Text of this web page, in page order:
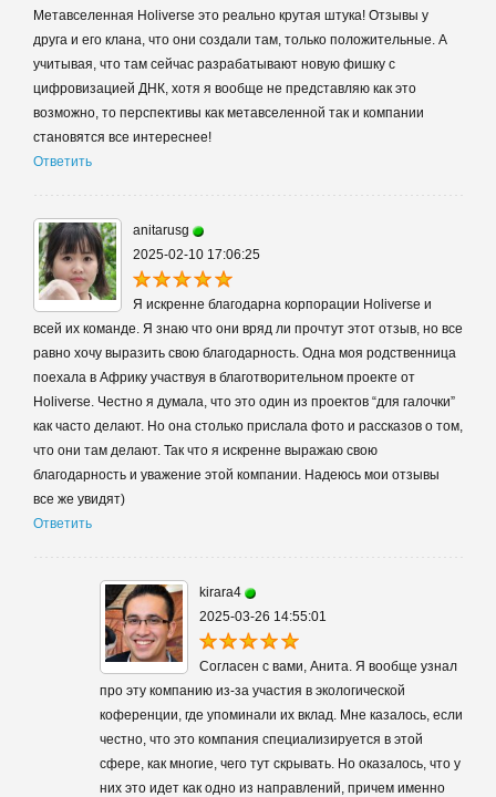
Метавселенная Holiverse это реально крутая штука! Отзывы у
друга и его клана, что они создали там, только положительные. А
учитывая, что там сейчас разрабатывают новую фишку с
цифровизацией ДНК, хотя я вообще не представляю как это
возможно, то перспективы как метавселенной так и компании
становятся все интереснее!
Ответить
anitarusg
2025-02-10 17:06:25
Я искренне благодарна корпорации Holiverse и
всей их команде. Я знаю что они вряд ли прочтут этот отзыв, но все
равно хочу выразить свою благодарность. Одна моя родственница
поехала в Африку участвуя в благотворительном проекте от
Holiverse. Честно я думала, что это один из проектов “для галочки”
как часто делают. Но она столько прислала фото и рассказов о том,
что они там делают. Так что я искренне выражаю свою
благодарность и уважение этой компании. Надеюсь мои отзывы
все же увидят)
Ответить
kirara4
2025-03-26 14:55:01
Согласен с вами, Анита. Я вообще узнал
про эту компанию из-за участия в экологической
коференции, где упоминали их вклад. Мне казалось, если
честно, что это компания специализируется в этой
сфере, как многие, чего тут скрывать. Но оказалось, что у
них это идет как одно из направлений, причем именно